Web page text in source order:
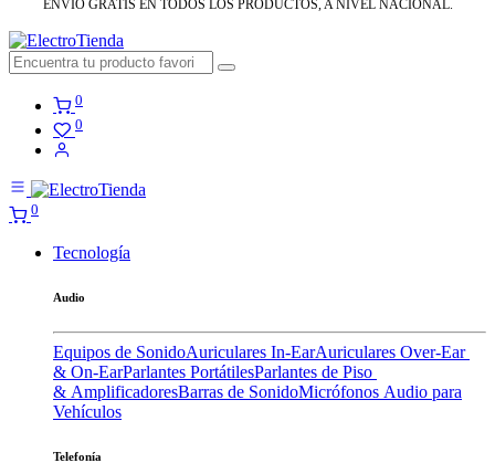
ENVIÓ GRATIS EN TODOS LOS PRODUCTOS, A NIVEL NACIONAL.
0
0
0
Tecnología
Audio
Equipos de SonidoAuriculares In-EarAuriculares Over-Ear
& On-EarParlantes PortátilesParlantes de Piso
& AmplificadoresBarras de SonidoMicrófonos Audio para
Vehículos
Telefonía